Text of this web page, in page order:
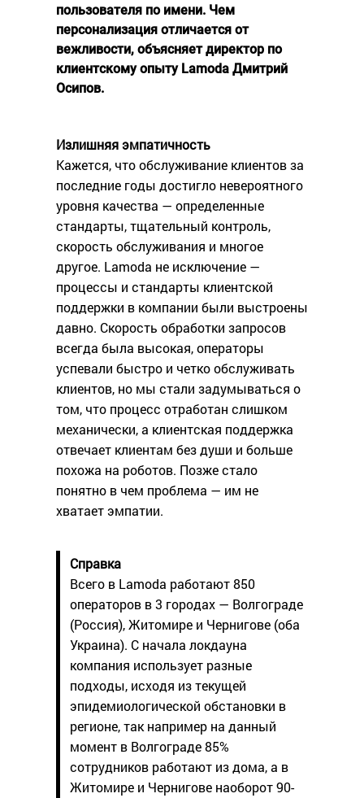
пользователя по имени. Чем
персонализация отличается от
вежливости, объясняет директор по
клиентскому опыту Lamoda Дмитрий
Осипов.
Излишняя эмпатичность
Кажется, что обслуживание клиентов за
последние годы достигло невероятного
уровня качества — определенные
стандарты, тщательный контроль,
скорость обслуживания и многое
другое. Lamoda не исключение —
процессы и стандарты клиентской
поддержки в компании были выстроены
давно. Скорость обработки запросов
всегда была высокая, операторы
успевали быстро и четко обслуживать
клиентов, но мы стали задумываться о
том, что процесс отработан слишком
механически, а клиентская поддержка
отвечает клиентам без души и больше
похожа на роботов. Позже стало
понятно в чем проблема — им не
хватает эмпатии.
Справка
Всего в Lamoda работают 850
операторов в 3 городах — Волгограде
(Россия), Житомире и Чернигове (оба
Украина). С начала локдауна
компания использует разные
подходы, исходя из текущей
эпидемиологической обстановки в
регионе, так например на данный
момент в Волгограде 85%
сотрудников работают из дома, а в
Житомире и Чернигове наоборот 90-